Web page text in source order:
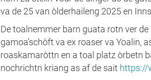
va de 25 van òlderhaileng 2025 en
De toalnemmer barn guata rotn ver
gamoa’schòft va ex roaser va Yoalin,
roaskamaròttn en a toal platz òrbetn
nochrichtn kriang as af de sait https://